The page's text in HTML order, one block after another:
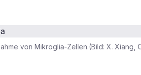
von Mikroglia-Zellen.(Bild: X. Xiang,